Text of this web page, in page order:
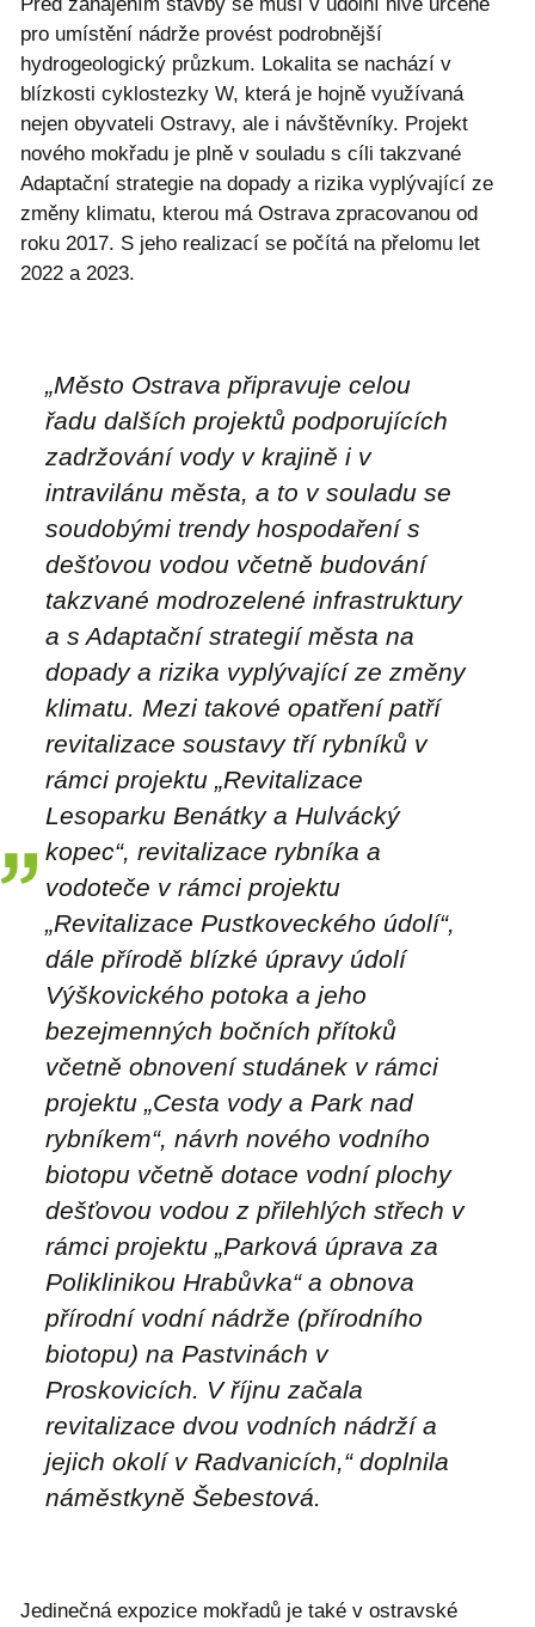
pro umístění nádrže provést podrobnější
hydrogeologický průzkum. Lokalita se nachází v
blízkosti cyklostezky W, která je hojně využívaná
nejen obyvateli Ostravy, ale i návštěvníky. Projekt
nového mokřadu je plně v souladu s cíli takzvané
Adaptační strategie na dopady a rizika vyplývající ze
změny klimatu, kterou má Ostrava zpracovanou od
roku 2017. S jeho realizací se počítá na přelomu let
2022 a 2023.
„Město Ostrava připravuje celou
řadu dalších projektů podporujících
zadržování vody v krajině i v
intravilánu města, a to v souladu se
soudobými trendy hospodaření s
dešťovou vodou včetně budování
takzvané modrozelené infrastruktury
a s Adaptační strategií města na
dopady a rizika vyplývající ze změny
klimatu. Mezi takové opatření patří
revitalizace soustavy tří rybníků v
rámci projektu „Revitalizace
Lesoparku Benátky a Hulvácký
kopec“, revitalizace rybníka a
vodoteče v rámci projektu
„Revitalizace Pustkoveckého údolí“,
dále přírodě blízké úpravy údolí
Výškovického potoka a jeho
bezejmenných bočních přítoků
včetně obnovení studánek v rámci
projektu „Cesta vody a Park nad
rybníkem“, návrh nového vodního
biotopu včetně dotace vodní plochy
dešťovou vodou z přilehlých střech v
rámci projektu „Parková úprava za
Poliklinikou Hrabůvka“ a obnova
přírodní vodní nádrže (přírodního
biotopu) na Pastvinách v
Proskovicích. V říjnu začala
revitalizace dvou vodních nádrží a
jejich okolí v Radvanicích,“ doplnila
náměstkyně Šebestová.
Jedinečná expozice mokřadů je také v ostravské